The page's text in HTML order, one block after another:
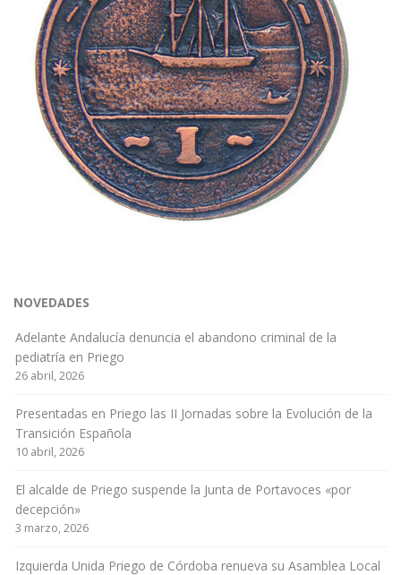
NOVEDADES
Adelante Andalucía denuncia el abandono criminal de la
pediatría en Priego
26 abril, 2026
Presentadas en Priego las II Jornadas sobre la Evolución de la
Transición Española
10 abril, 2026
El alcalde de Priego suspende la Junta de Portavoces «por
decepción»
3 marzo, 2026
Izquierda Unida Priego de Córdoba renueva su Asamblea Local